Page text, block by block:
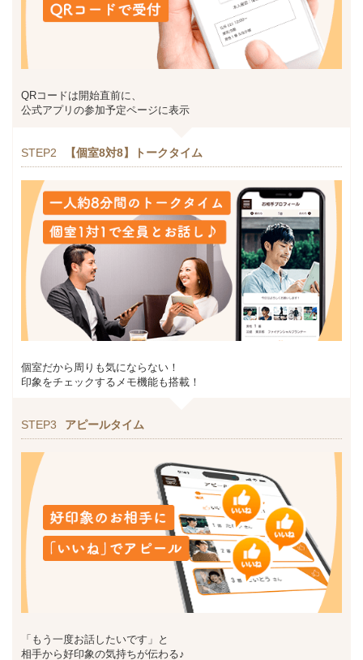
QRコードは開始直前に、
公式アプリの参加予定ページに表示
STEP2 【個室8対8】トークタイム
個室だから周りも気にならない！
印象をチェックするメモ機能も搭載！
STEP3 アピールタイム
「もう一度お話したいです」と
相手から好印象の気持ちが伝わる♪